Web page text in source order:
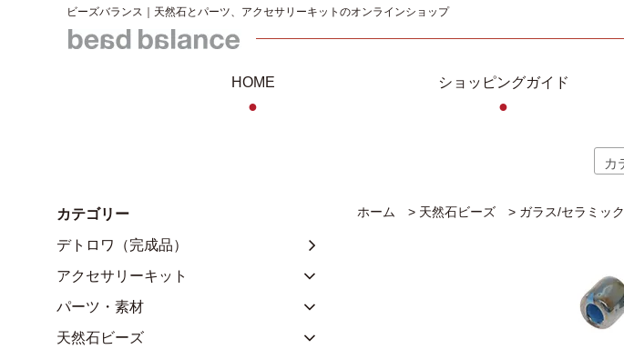
ビーズバランス｜天然石とパーツ、アクセサリーキットのオンラインショップ
HOME
●
ショッピングガイド
●
ホーム > 天然石ビーズ > ガラス/セラミック
カテゴリー
デトロワ（完成品）
アクセサリーキット
パーツ・素材
天然石ビーズ